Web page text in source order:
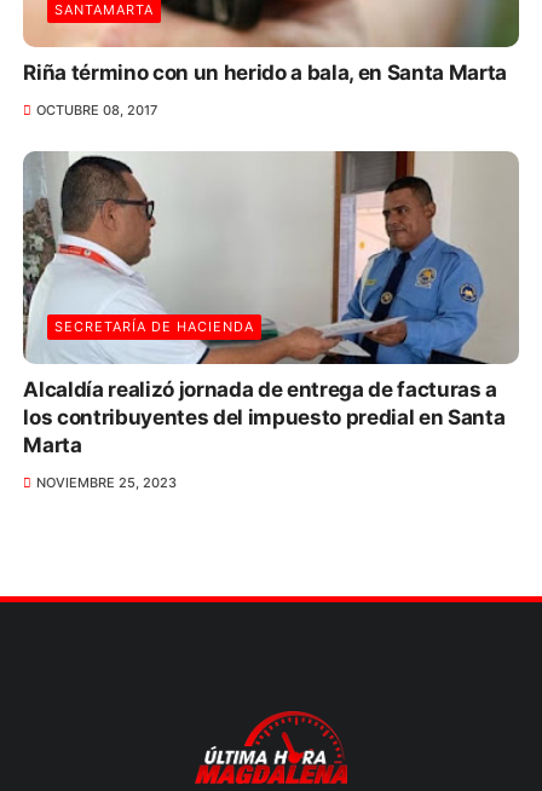
SANTAMARTA
Riña término con un herido a bala, en Santa Marta
OCTUBRE 08, 2017
SECRETARÍA DE HACIENDA
Alcaldía realizó jornada de entrega de facturas a
los contribuyentes del impuesto predial en Santa
Marta
NOVIEMBRE 25, 2023